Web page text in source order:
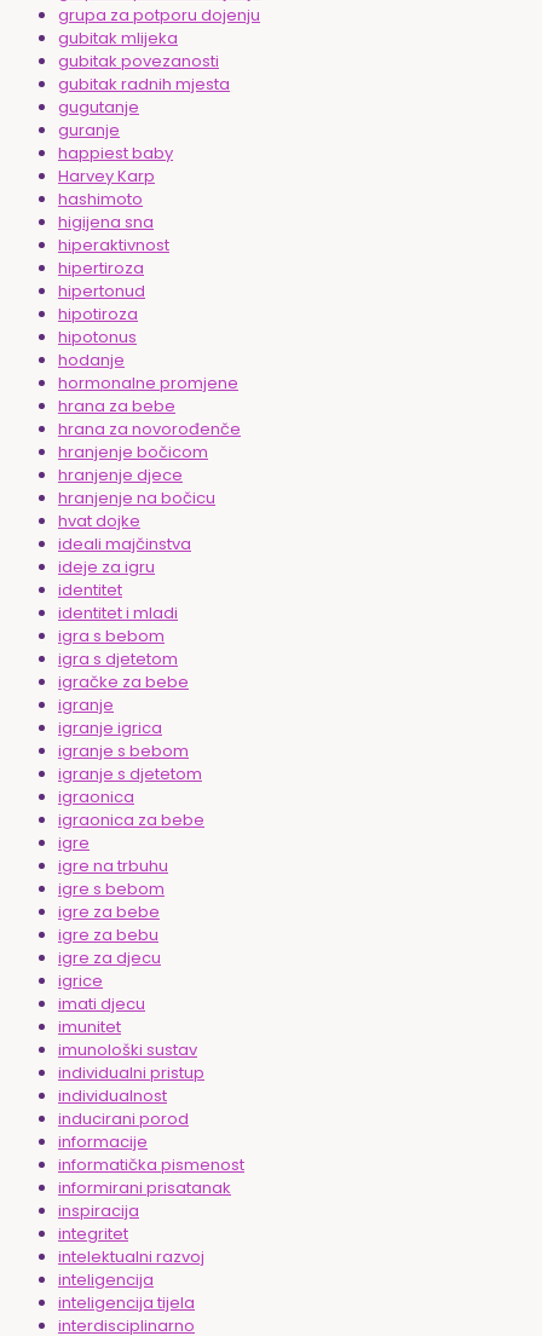
grupa za potporu dojenju
gubitak mlijeka
gubitak povezanosti
gubitak radnih mjesta
gugutanje
guranje
happiest baby
Harvey Karp
hashimoto
higijena sna
hiperaktivnost
hipertiroza
hipertonud
hipotiroza
hipotonus
hodanje
hormonalne promjene
hrana za bebe
hrana za novorođenče
hranjenje bočicom
hranjenje djece
hranjenje na bočicu
hvat dojke
ideali majčinstva
ideje za igru
identitet
identitet i mladi
igra s bebom
igra s djetetom
igračke za bebe
igranje
igranje igrica
igranje s bebom
igranje s djetetom
igraonica
igraonica za bebe
igre
igre na trbuhu
igre s bebom
igre za bebe
igre za bebu
igre za djecu
igrice
imati djecu
imunitet
imunološki sustav
individualni pristup
individualnost
inducirani porod
informacije
informatička pismenost
informirani prisatanak
inspiracija
integritet
intelektualni razvoj
inteligencija
inteligencija tijela
interdisciplinarno